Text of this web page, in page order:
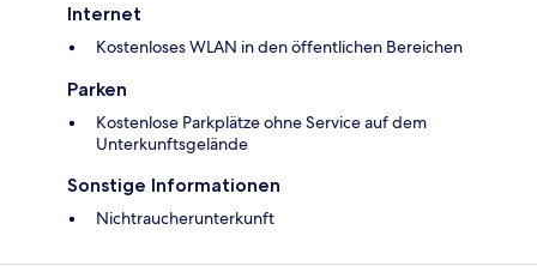
Internet
Kostenloses WLAN in den öffentlichen Bereichen
Parken
Kostenlose Parkplätze ohne Service auf dem
Unterkunftsgelände
Sonstige Informationen
Nichtraucherunterkunft